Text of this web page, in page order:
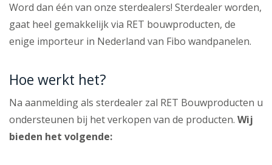
Word dan één van onze sterdealers! Sterdealer worden,
gaat heel gemakkelijk via RET bouwproducten, de
enige importeur in Nederland van Fibo wandpanelen.
Hoe werkt het?
Na aanmelding als sterdealer zal RET Bouwproducten u
ondersteunen bij het verkopen van de producten. Wij
bieden het volgende: